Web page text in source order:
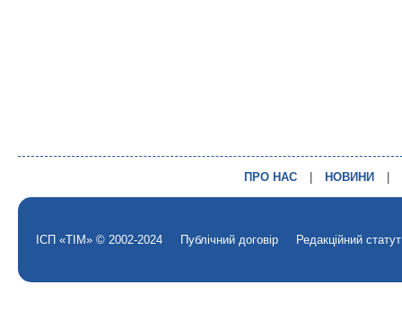
ПРО НАС НОВИНИ
ІСП «ТІМ» © 2002-2024 Публічний договір Редакційний статут